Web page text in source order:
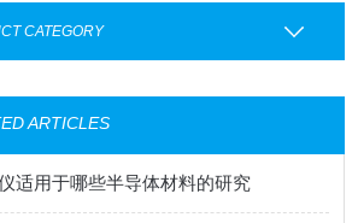
CATEGORY
ARTICLES
适用于哪些半导体材料的研究